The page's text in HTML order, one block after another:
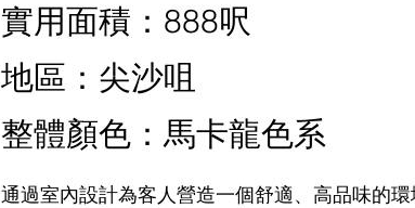
實用面積：888呎
地區：尖沙咀
整體顏色：馬卡龍色系
通過室內設計為客人營造一個舒適、高品味的